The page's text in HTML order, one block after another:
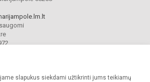
slapukus siekdami užtikrinti jums teikiamų
Sūduvos gimnazija. Visos teisės saugomos.